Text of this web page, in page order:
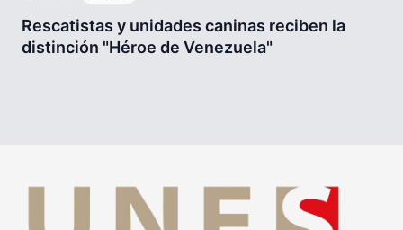
Rescatistas y unidades caninas reciben la
distinción "Héroe de Venezuela"